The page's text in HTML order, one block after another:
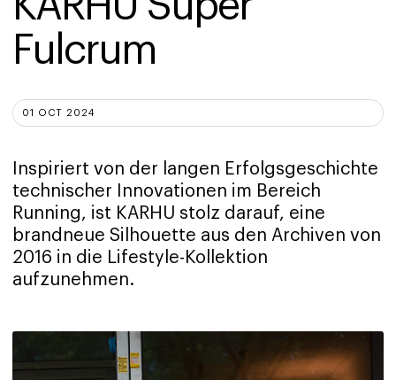
Fulcrum
01 OCT 2024
Inspiriert von der langen Erfolgsgeschichte
technischer Innovationen im Bereich
Running, ist KARHU stolz darauf, eine
brandneue Silhouette aus den Archiven von
2016 in die Lifestyle-Kollektion
aufzunehmen.